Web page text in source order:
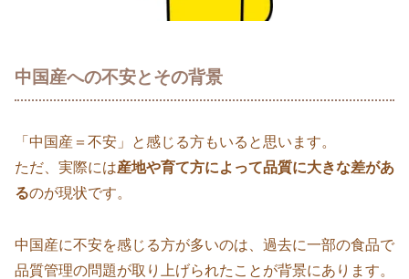
中国産への不安とその背景
「中国産＝不安」と感じる方もいると思います。
ただ、実際には産地や育て方によって品質に大きな差があ
るのが現状です。
中国産に不安を感じる方が多いのは、過去に一部の食品で
品質管理の問題が取り上げられたことが背景にあります。